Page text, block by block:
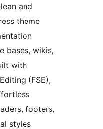
and
theme
bases, wikis,
with
(FSE),
footers,
styles